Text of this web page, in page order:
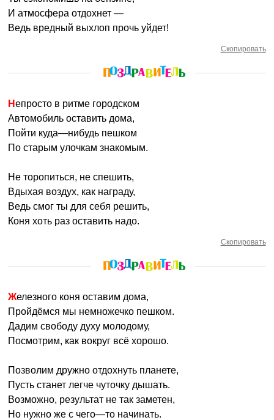
И атмосфера отдохнет —
Ведь вредный выхлоп прочь уйдет!
Скопировать
Непросто в ритме городском
Автомобиль оставить дома,
Пойти куда—нибудь пешком
По старым улочкам знакомым.
Не торопиться, не спешить,
Вдыхая воздух, как награду,
Ведь смог ты для себя решить,
Коня хоть раз оставить надо.
Скопировать
Железного коня оставим дома,
Пройдёмся мы немножечко пешком.
Дадим свободу духу молодому,
Посмотрим, как вокруг всё хорошо.
Позволим дружно отдохнуть планете,
Пусть станет легче чуточку дышать.
Возможно, результат не так заметен,
Но нужно же с чего—то начинать.